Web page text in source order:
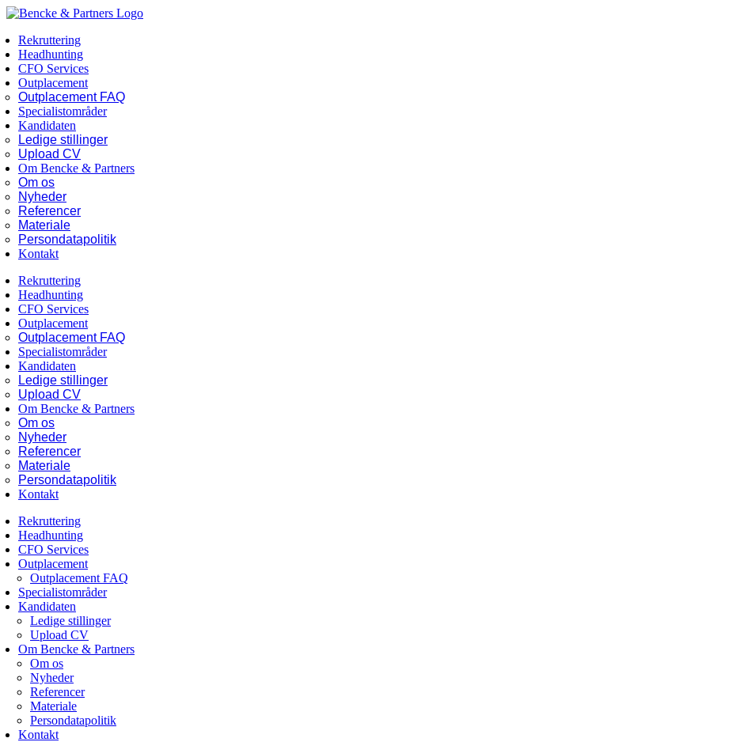
Skip
content
Facebook
LinkedIn
Rekruttering
Headhunting
CFO Services
Outplacement
Outplacement FAQ
Specialistområder
Kandidaten
Ledige stillinger
Upload CV
Om Bencke & Partners
Om os
Nyheder
Referencer
Materiale
Persondatapolitik
Kontakt
Rekruttering
Headhunting
CFO Services
Outplacement
Outplacement FAQ
Specialistområder
Kandidaten
Ledige stillinger
Upload CV
Om Bencke & Partners
Om os
Nyheder
Referencer
Materiale
Persondatapolitik
Kontakt
Rekruttering
Headhunting
CFO Services
Outplacement
Outplacement FAQ
Specialistområder
Kandidaten
Ledige stillinger
Upload CV
Om Bencke & Partners
Om os
Nyheder
Referencer
Materiale
Persondatapolitik
Kontakt